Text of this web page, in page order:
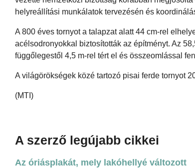
helyreállítási munkálatok tervezésén és
A 800 éves tornyot a talapzat alatt 44 cm-rel
acélsodronyokkal biztosították az építményt. Az
függőlegestől 4,5 m-rel tért el és összeomlással
A világörökségek közé tartozó pisai ferde tornyot
(MTI)
A szerző legújabb cikkei
Az óriásplakát, mely lakóhellyé változott